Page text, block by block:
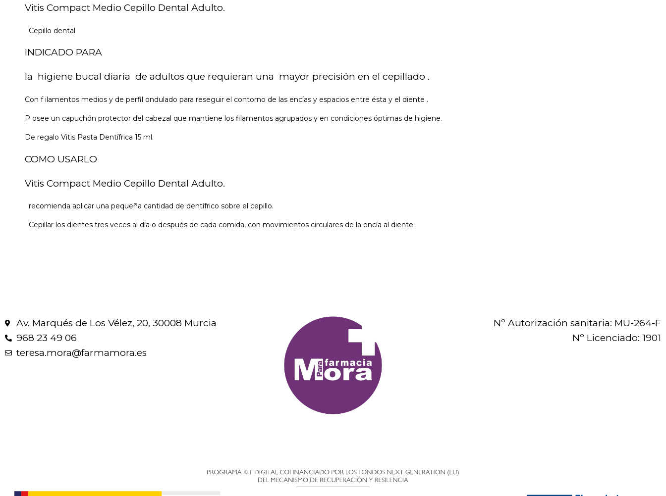
Vitis Compact Medio Cepillo Dental Adulto.
Cepillo dental
INDICADO PARA
la higiene bucal diaria de adultos que requieran una mayor precisión en el cepillado .
Con f ilamentos medios y de perfil ondulado para reseguir el contorno de las encías y espacios entre ésta y el diente .
P osee un capuchón protector del cabezal que mantiene los filamentos agrupados y en condiciones óptimas de higiene.
De regalo Vitis Pasta Dentífrica 15 ml.
COMO USARLO
Vitis Compact Medio Cepillo Dental Adulto.
recomienda aplicar una pequeña cantidad de dentífrico sobre el cepillo.
Cepillar los dientes tres veces al día o después de cada comida, con movimientos circulares de la encía al diente.
Av. Marqués de Los Vélez, 20, 30008 Murcia
968 23 49 06
teresa.mora@farmamora.es
Nº Autorización sanitaria: MU-264-F
Nº Licenciado: 1901